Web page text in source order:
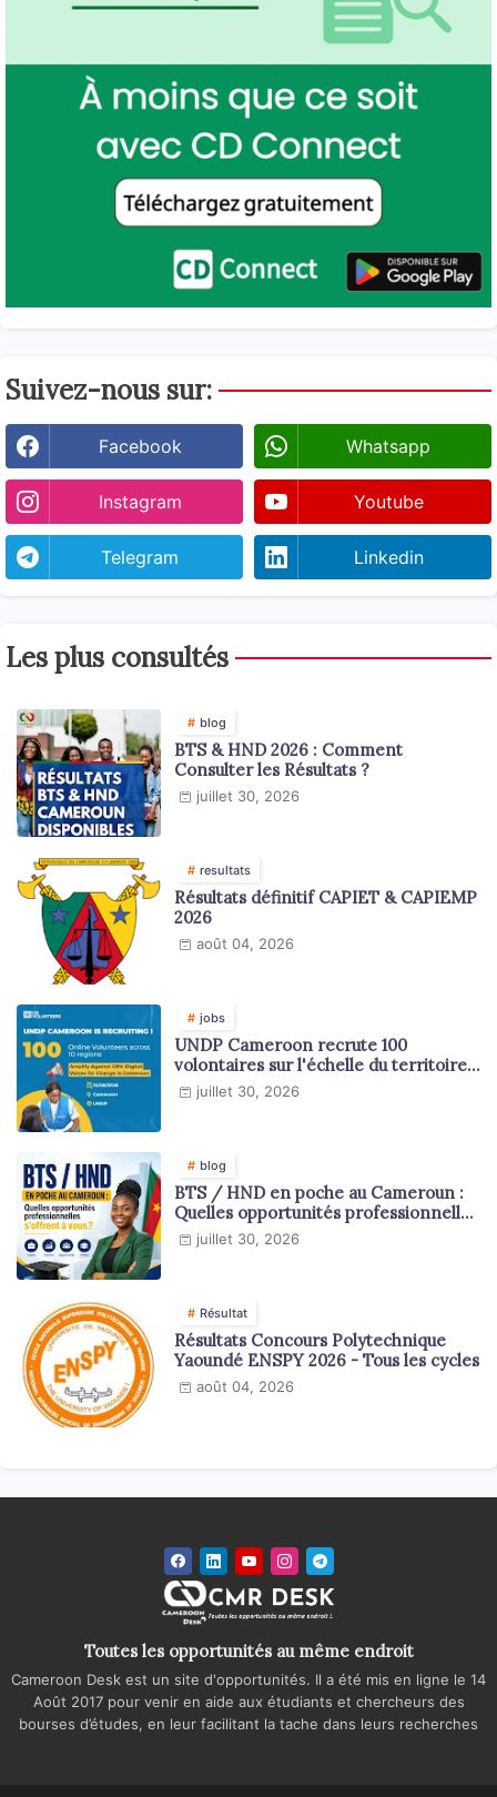
Suivez-nous sur:
Facebook Whatsapp
Instagram Youtube
Telegram Linkedin
Les plus consultés
blog
BTS & HND 2026 : Comment
Consulter les Résultats ?
juillet 30, 2026
resultats
Résultats définitif CAPIET & CAPIEMP
2026
août 04, 2026
jobs
UNDP Cameroon recrute 100
volontaires sur l'échelle du territoire
national
juillet 30, 2026
blog
BTS / HND en poche au Cameroun :
Quelles opportunités professionnelles
s'offrent à vous ?
juillet 30, 2026
Résultat
Résultats Concours Polytechnique
Yaoundé ENSPY 2026 - Tous les cycles
août 04, 2026
Toutes les opportunités au même endroit
Cameroon Desk est un site d'opportunités. Il a été mis en ligne le 14
Août 2017 pour venir en aide aux étudiants et chercheurs des
bourses d’études, en leur facilitant la tache dans leurs recherches